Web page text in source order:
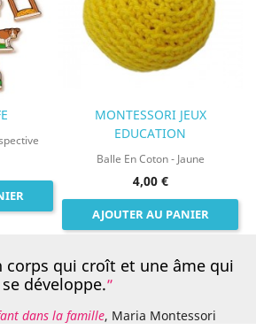
MONTESSORI JEUX
EDUCATION
Balle En Coton - Jaune
4,00 €
AJOUTER AU PANIER
corps qui croît et une âme qui
se développe.
dans la famille, Maria Montessori